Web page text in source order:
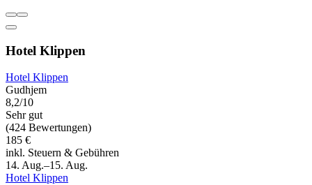
Hotel Klippen
Hotel Klippen
Gudhjem
8,2/10
Sehr gut
(424 Bewertungen)
185 €
inkl. Steuern & Gebühren
14. Aug.–15. Aug.
Hotel Klippen